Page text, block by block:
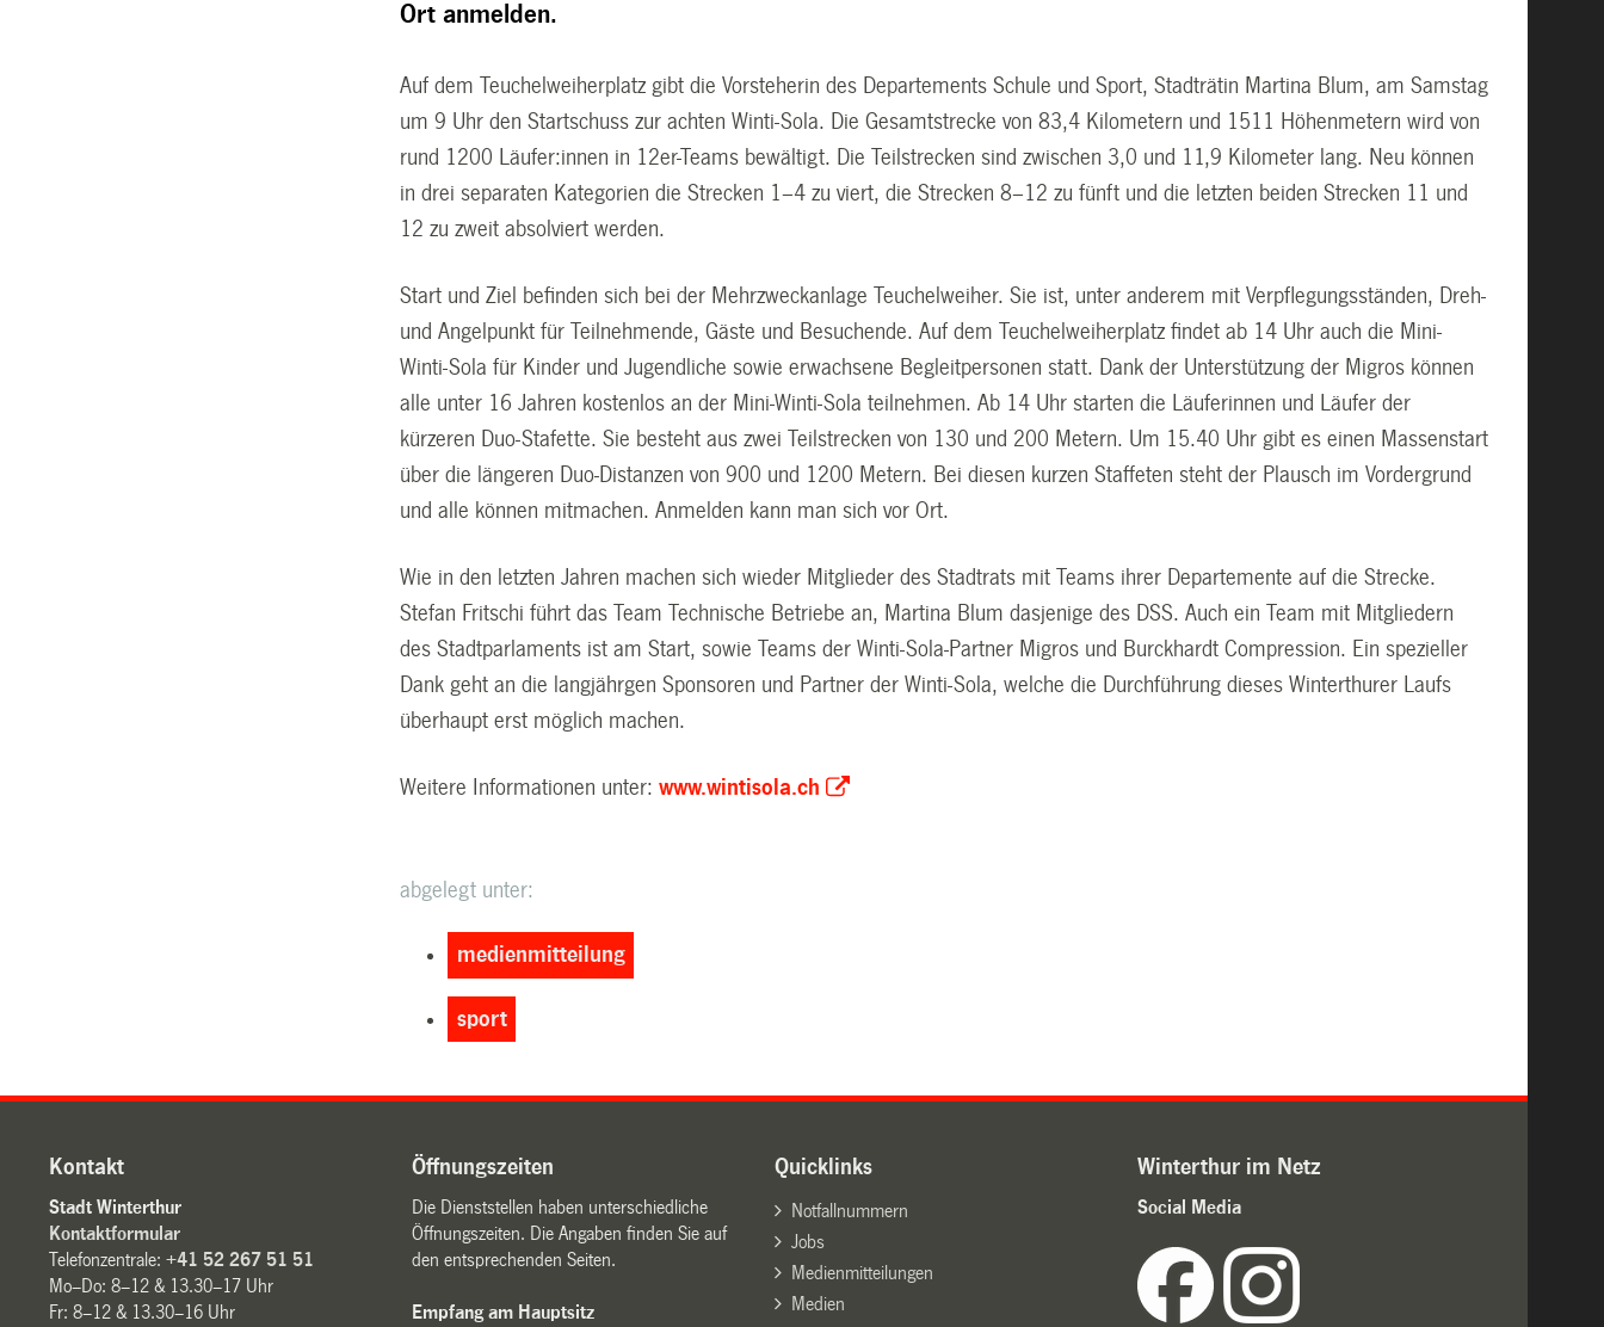
Ort anmelden.
Auf dem Teuchelweiherplatz gibt die Vorsteherin des Departements Schule und Sport, Stadträtin Martina Blum, am Samstag
um 9 Uhr den Startschuss zur achten Winti-Sola. Die Gesamtstrecke von 83,4 Kilometern und 1511 Höhenmetern wird von
rund 1200 Läufer:innen in 12er-Teams bewältigt. Die Teilstrecken sind zwischen 3,0 und 11,9 Kilometer lang. Neu können
in drei separaten Kategorien die Strecken 1–4 zu viert, die Strecken 8–12 zu fünft und die letzten beiden Strecken 11 und
12 zu zweit absolviert werden.
Start und Ziel befinden sich bei der Mehrzweckanlage Teuchelweiher. Sie ist, unter anderem mit Verpflegungsständen, Dreh-
und Angelpunkt für Teilnehmende, Gäste und Besuchende. Auf dem Teuchelweiherplatz findet ab 14 Uhr auch die Mini-
Winti-Sola für Kinder und Jugendliche sowie erwachsene Begleitpersonen statt. Dank der Unterstützung der Migros können
alle unter 16 Jahren kostenlos an der Mini-Winti-Sola teilnehmen. Ab 14 Uhr starten die Läuferinnen und Läufer der
kürzeren Duo-Stafette. Sie besteht aus zwei Teilstrecken von 130 und 200 Metern. Um 15.40 Uhr gibt es einen Massenstart
über die längeren Duo-Distanzen von 900 und 1200 Metern. Bei diesen kurzen Staffeten steht der Plausch im Vordergrund
und alle können mitmachen. Anmelden kann man sich vor Ort.
Wie in den letzten Jahren machen sich wieder Mitglieder des Stadtrats mit Teams ihrer Departemente auf die Strecke.
Stefan Fritschi führt das Team Technische Betriebe an, Martina Blum dasjenige des DSS. Auch ein Team mit Mitgliedern
des Stadtparlaments ist am Start, sowie Teams der Winti-Sola-Partner Migros und Burckhardt Compression. Ein spezieller
Dank geht an die langjährgen Sponsoren und Partner der Winti-Sola, welche die Durchführung dieses Winterthurer Laufs
überhaupt erst möglich machen.
Weitere Informationen unter:www.wintisola.ch
abgelegt unter:
medienmitteilung
sport
Kontakt
Stadt Winterthur
Kontaktformular
Telefonzentrale:+41 52 267 51 51
Mo–Do: 8–12 & 13.30–17 Uhr
Fr: 8–12 & 13.30–16 Uhr
Öffnungszeiten
Die Dienststellen haben unterschiedliche
Öffnungszeiten. Die Angaben finden Sie auf
den entsprechenden Seiten.
Empfang am Hauptsitz
Quicklinks
Notfallnummern
Jobs
Medienmitteilungen
Medien
Winterthur im Netz
Social Media